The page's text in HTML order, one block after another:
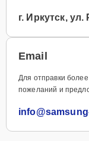
г. Иркутск,
Email
Для отправки
пожеланий и